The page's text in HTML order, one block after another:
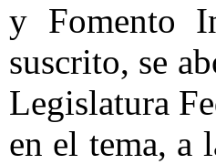
y Fomento
suscrito, se
Legislatura
en el tema, a